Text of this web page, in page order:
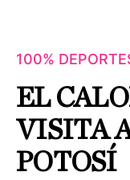
100%
EL
VISITA
POTOSÍ